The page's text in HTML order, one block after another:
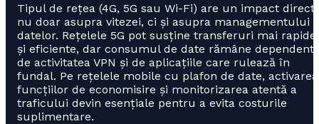
Tipul de rețea (4G, 5G sau Wi-Fi) are un impact direct
nu doar asupra vitezei, ci și asupra managementului
datelor. Rețelele 5G pot susține transferuri mai rapide
și eficiente, dar consumul de date rămâne dependent
de activitatea VPN și de aplicațiile care rulează în
fundal. Pe rețelele mobile cu plafon de date, activarea
funcțiilor de economisire și monitorizarea atentă a
traficului devin esențiale pentru a evita costurile
suplimentare.